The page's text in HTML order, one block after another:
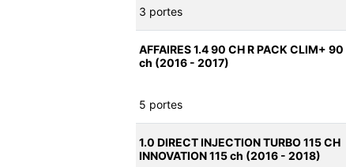
3 portes
AFFAIRES 1.4 90 CH R PACK CLIM+ 90
ch (2016 - 2017)
5 portes
1.0 DIRECT INJECTION TURBO 115 CH
INNOVATION 115 ch (2016 - 2018)